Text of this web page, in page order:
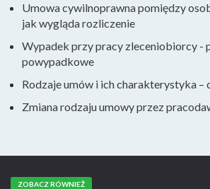
Umowa cywilnoprawna pomiędzy
jak wygląda rozliczenie
Wypadek przy pracy zleceniobiorcy -
powypadkowe
Rodzaje umów i ich charakterystyka –
Zmiana rodzaju umowy przez
ZOBACZ RÓWNIEŻ